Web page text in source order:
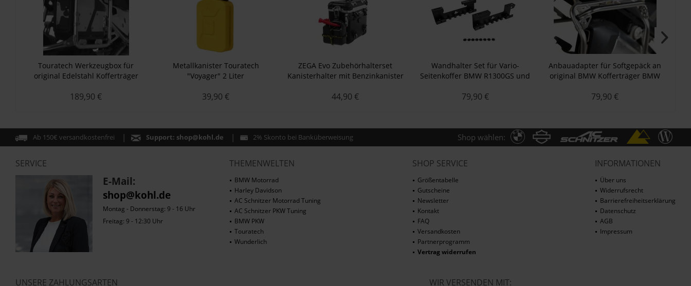
Touratech Werkzeugbox für
original Edelstahl Kofferträger
Adventure
189,90 €
Metallkanister Touratech
"Voyager" 2 Liter
39,90 €
ZEGA Evo Zubehörhalterset
Kanisterhalter mit Benzinkanister
44,90 €
Wandhalter Set für Vario-
Seitenkoffer BMW R1300GS und
79,90 €
Anbauadapter für Softgepäck an
original BMW Kofferträger BMW
F900GS/A, F8
79,90 €
Ab 150€ versandkostenfrei Support: shop@kohl.de 2% Skonto bei Banküberweisung Shop wählen:
SERVICE
E-Mail:
shop@kohl.de
Montag - Donnerstag: 9 - 16 Uhr
Freitag: 9 - 12:30 Uhr
THEMENWELTEN
BMW Motorrad
Harley Davidson
AC Schnitzer Motorrad Tuning
AC Schnitzer PKW Tuning
BMW PKW
Touratech
Wunderlich
SHOP SERVICE
Größentabelle
Gutscheine
Newsletter
Kontakt
FAQ
Versandkosten
Partnerprogramm
Vertrag widerrufen
INFORMATIONEN
Über uns
Widerrufsrecht
Barrierefreiheitserklärung
Datenschutz
AGB
Impressum
UNSERE ZAHLUNGSARTEN WIR VERSENDEN MIT: